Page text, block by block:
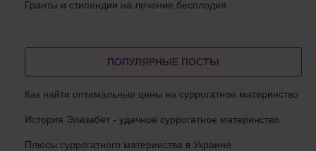
Гранты и стипендии на лечение бесплодия
ПОПУЛЯРНЫЕ ПОСТЫ
Как найти оптимальные цены на суррогатное материнство
История Элизабет - удачное суррогатное материнство
Плюсы суррогатного материнства в Украине